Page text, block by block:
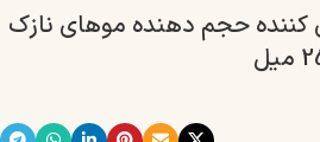
کننده حجم دهنده موهای نازک